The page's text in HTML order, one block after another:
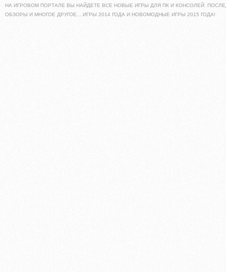
НА ИГРОВОМ ПОРТАЛЕ ВЫ НАЙДЕТЕ ВСЕ НОВЫЕ ИГРЫ ДЛЯ ПК И КОНСОЛЕЙ.
ОБЗОРЫ И МНОГОЕ ДРУГОЕ... ИГРЫ 2014 ГОДА И НОВОМОДНЫЕ ИГРЫ 2015 ГОДА!